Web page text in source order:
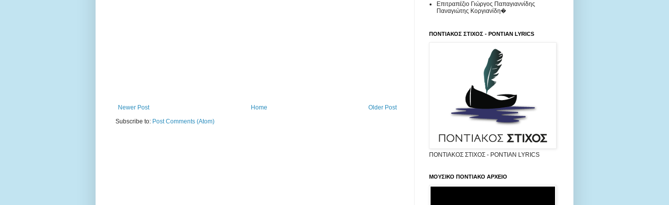
Newer Post Older Post
Home
Subscribe to: Post Comments (Atom)
Επιτραπέζιο Γιώργος Παπαγιαννίδης
Παναγιώτης Κοργιανίδη�
ΠΟΝΤΙΑΚΟΣ ΣΤΙΧΟΣ - PONTIAN LYRICS
ΠΟΝΤΙΑΚΟΣ ΣΤΙΧΟΣ - PONTIAN LYRICS
ΜΟΥΣΙΚΟ ΠΟΝΤΙΑΚΟ ΑΡΧΕΙΟ